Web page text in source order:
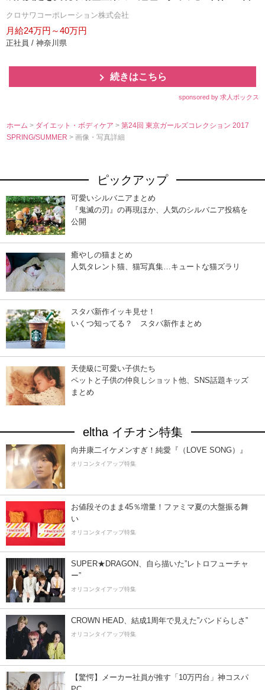
クロサワコーポレーション株式会社
月給24万円～40万円
正社員 / 神奈川県
続きはこちら
sponsored by 求人ボックス
ホーム > ダイエット・ボディケア>第24回 東京ガールズコレクション 2017
SPRING/SUMMER> 画像・写真詳細
ピックアップ
可愛いシルバニアまとめ
『鬼滅の刃』の再現ほか、人気のシルバニア投稿を
公開
癒やしの猫まとめ
人気タレント猫、猫写真集…キュートな猫ズラリ
スタバ新作イッキ見せ！
いくつ知ってる？ スタバ新作まとめ
天使級に可愛い子供たち
ペットと子供の仲良しショット他、SNS話題キッズ
まとめ
eltha イチオシ特集
向井康二イケメンすぎ！純愛『（LOVE SONG）』
オリコンタイアップ特集
お値段そのまま45％増量！ファミマ夏の大盤振る舞
い
オリコンタイアップ特集
SUPER★DRAGON、自ら描いた”レトロフューチャ
ー”
オリコンタイアップ特集
CROWN HEAD、結成1周年で見えた”バンドらしさ”
オリコンタイアップ特集
【驚愕】メーカー社員が推す「10万円台」神コスパ